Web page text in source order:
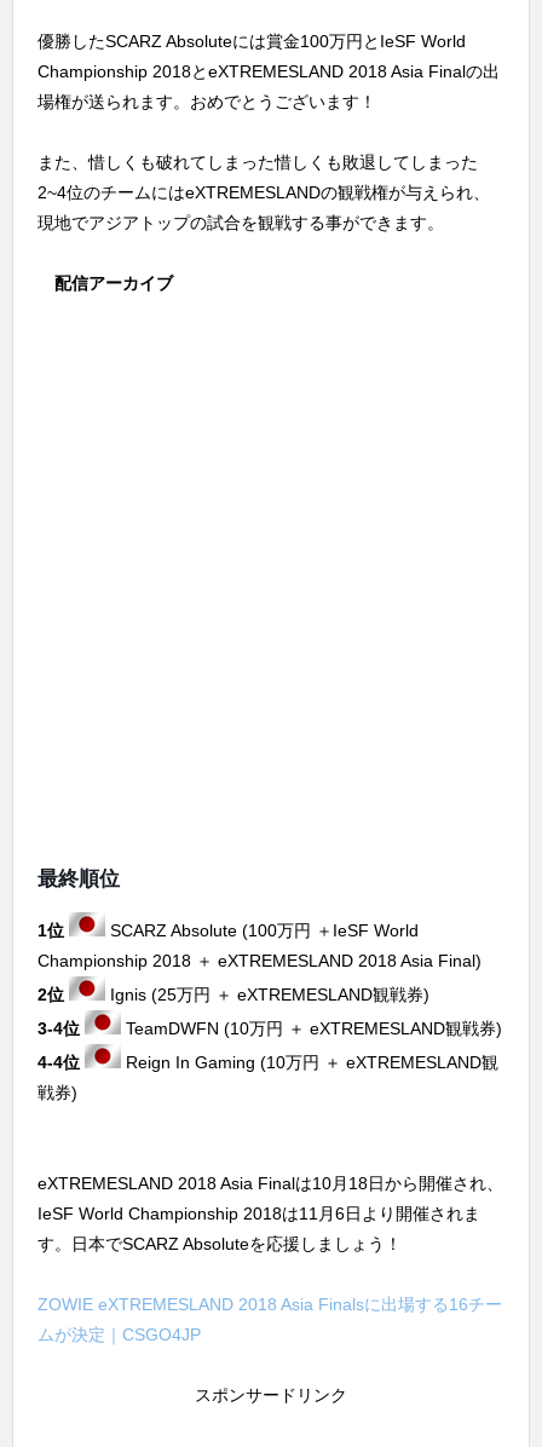
優勝したSCARZ Absoluteには賞金100万円とIeSF World
Championship 2018とeXTREMESLAND 2018 Asia Finalの出
場権が送られます。おめでとうございます！
また、惜しくも破れてしまった惜しくも敗退してしまった
2~4位のチームにはeXTREMESLANDの観戦権が与えられ、
現地でアジアトップの試合を観戦する事ができます。
配信アーカイブ
最終順位
1位
SCARZ Absolute (100万円 ＋IeSF World
Championship 2018 ＋ eXTREMESLAND 2018 Asia Final)
2位
Ignis (25万円 ＋ eXTREMESLAND観戦券)
3-4位
TeamDWFN (10万円 ＋ eXTREMESLAND観戦券)
4-4位
Reign In Gaming (10万円 ＋ eXTREMESLAND観
戦券)
eXTREMESLAND 2018 Asia Finalは10月18日から開催され、
IeSF World Championship 2018は11月6日より開催されま
す。日本でSCARZ Absoluteを応援しましょう！
ZOWIE eXTREMESLAND 2018 Asia Finalsに出場する16チー
ムが決定｜CSGO4JP
スポンサードリンク